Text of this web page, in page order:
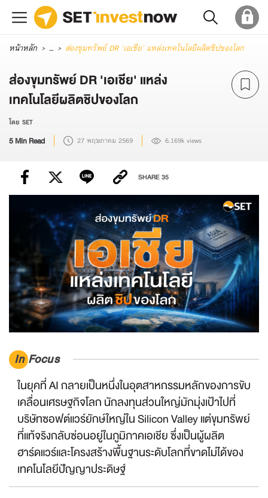
หน้าหลัก ... ส่องขุมทรัพย์ DR 'เอเชีย' แหล่งเทคโนโลยีผลิตชิปของโลก
ส่องขุมทรัพย์ DR 'เอเชีย' แหล่ง
เทคโนโลยีผลิตชิปของโลก
โดย SET
5 Min Read 27 พฤษภาคม 2569 6.169k views
SHARE35
In Focus
ในยุคที่ AI กลายเป็นหนึ่งในอุตสาหกรรมหลักของการขับ
เคลื่อนเศรษฐกิจโลก นักลงทุนส่วนใหญ่มักมุ่งเป้าไปที่
บริษัทซอฟต์แวร์ยักษ์ใหญ่ใน Silicon Valley แต่ขุมทรัพย์
ที่แท้จริงกลับซ่อนอยู่ในภูมิภาคเอเชีย ซึ่งเป็นผู้ผลิต
ฮาร์ดแวร์และโครงสร้างพื้นฐานระดับโลกที่ขาดไม่ได้ของ
เทคโนโลยีปัญญาประดิษฐ์